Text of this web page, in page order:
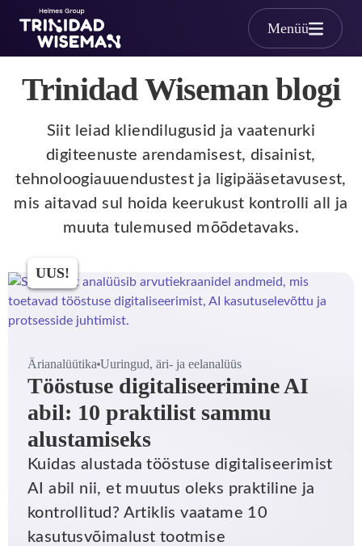
Skip to main content
Menüü
Trinidad Wiseman blogi
Siit leiad kliendilugusid ja vaatenurki
digiteenuste arendamisest, disainist,
tehnoloogiauuendustest ja ligipääsetavusest,
mis aitavad sul hoida keerukust kontrolli all ja
muuta tulemused mõõdetavaks.
UUS!
Ärianalüütika Uuringud, äri- ja eelanalüüs
Tööstuse digitaliseerimine AI
abil: 10 praktilist sammu
alustamiseks
Kuidas alustada tööstuse digitaliseerimist
AI abil nii, et muutus oleks praktiline ja
kontrollitud? Artiklis vaatame 10
kasutusvõimalust tootmise